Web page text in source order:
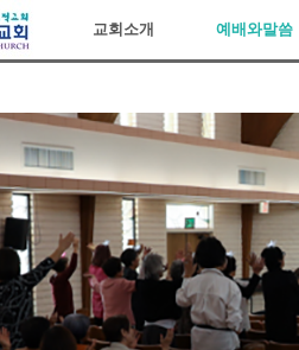
교회소개 예배와말씀